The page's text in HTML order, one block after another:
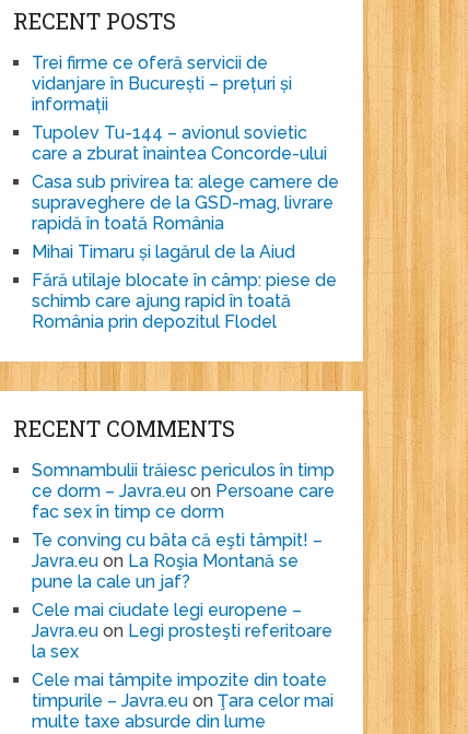
RECENT POSTS
Trei firme ce oferă servicii de
vidanjare în București – prețuri și
informații
Tupolev Tu-144 – avionul sovietic
care a zburat înaintea Concorde-ului
Casa sub privirea ta: alege camere de
supraveghere de la GSD-mag, livrare
rapidă în toată România
Mihai Timaru și lagărul de la Aiud
Fără utilaje blocate în câmp: piese de
schimb care ajung rapid în toată
România prin depozitul Flodel
RECENT COMMENTS
Somnambulii trăiesc periculos în timp
ce dorm – Javra.eu on Persoane care
fac sex în timp ce dorm
Te conving cu bâta că eşti tâmpit! –
Javra.eu on La Roşia Montană se
pune la cale un jaf?
Cele mai ciudate legi europene –
Javra.eu on Legi prosteşti referitoare
la sex
Cele mai tâmpite impozite din toate
timpurile – Javra.eu onŢara celor mai
multe taxe absurde din lume